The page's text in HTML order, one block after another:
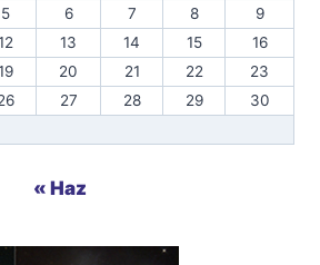
5 6 7 8
9
13 14 15
16
20 21 22
23
27 28 29
30
« Haz